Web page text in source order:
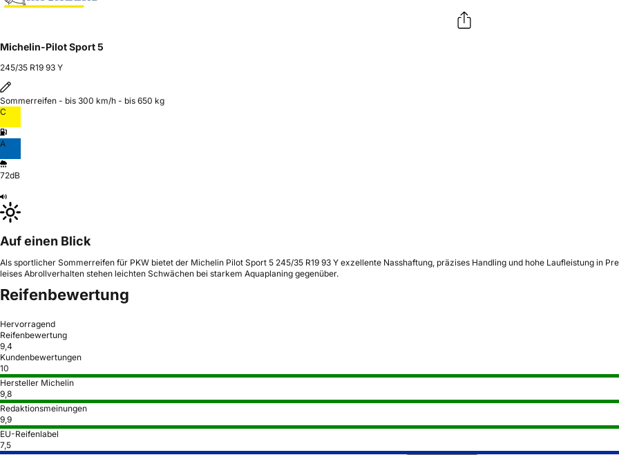
Michelin-Pilot Sport 5
245/35 R19 93 Y
Sommerreifen - bis 300 km/h - bis 650 kg
C
A
72dB
Auf einen Blick
Als sportlicher Sommerreifen für PKW bietet der Michelin Pilot Sport 5 245/35 R19 93 Y exzellente Nasshaftung, präzises Handling und hohe Laufleistung in
leises Abrollverhalten stehen leichten Schwächen bei starkem Aquaplaning gegenüber.
Reifenbewertung
Hervorragend
Reifenbewertung
9,4
Kundenbewertungen
10
Hersteller Michelin
9,8
Redaktionsmeinungen
9,9
EU-Reifenlabel
7,5